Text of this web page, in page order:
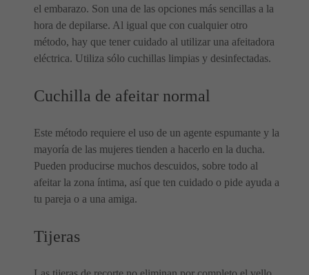
el embarazo. Son una de las opciones más sencillas a la
hora de depilarse. Al igual que con cualquier otro
método, hay que tener cuidado al utilizar una afeitadora
eléctrica. Utiliza sólo cuchillas limpias y desinfectadas.
Cuchilla de afeitar normal
Este método requiere el uso de un agente espumante y la
mayoría de las mujeres tienden a hacerlo en la ducha.
Pueden producirse muchos descuidos, sobre todo al
afeitar la zona íntima, así que ten cuidado o pide ayuda a
tu pareja o a una amiga.
Tijeras